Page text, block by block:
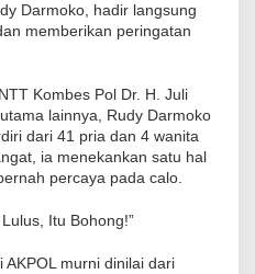
Darmoko, hadir langsung
memberikan peringatan
Kombes Pol Dr. H. Juli
lainnya, Rudy Darmoko
dari 41 pria dan 4 wanita
ia menekankan satu hal
percaya pada calo.
Itu Bohong!”
murni dinilai dari